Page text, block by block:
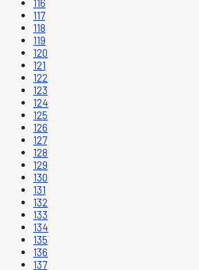
116
117
118
119
120
121
122
123
124
125
126
127
128
129
130
131
132
133
134
135
136
137